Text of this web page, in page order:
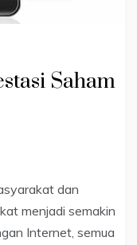
Saham
dan
menjadi semakin
Internet, semua